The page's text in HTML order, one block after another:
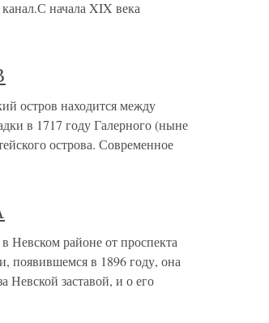
начала XIX века
находится между
в 1717 году Галерного (ныне
острова. Современное
районе от проспекта
появившемся в 1896 году, она
Невской заставой, и о его